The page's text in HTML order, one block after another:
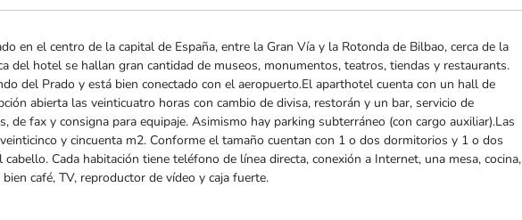
en el centro de la capital de España, entre la Gran Vía y la Rotonda de Bilbao, cerca de la
del hotel se hallan gran cantidad de museos, monumentos, teatros, tiendas y restaurants.
del Prado y está bien conectado con el aeropuerto.El aparthotel cuenta con un hall de
abierta las veinticuatro horas con cambio de divisa, restorán y un bar, servicio de
de fax y consigna para equipaje. Asimismo hay parking subterráneo (con cargo auxiliar).Las
y cincuenta m2. Conforme el tamaño cuentan con 1 o dos dormitorios y 1 o dos
cabello. Cada habitación tiene teléfono de línea directa, conexión a Internet, una mesa, cocina,
café, TV, reproductor de vídeo y caja fuerte.